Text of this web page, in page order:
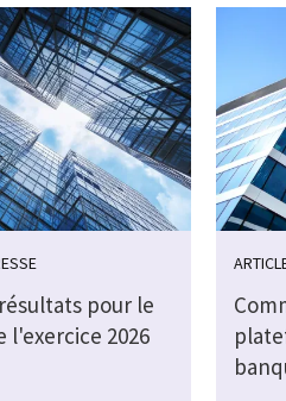
pour le
l'exercice 2026